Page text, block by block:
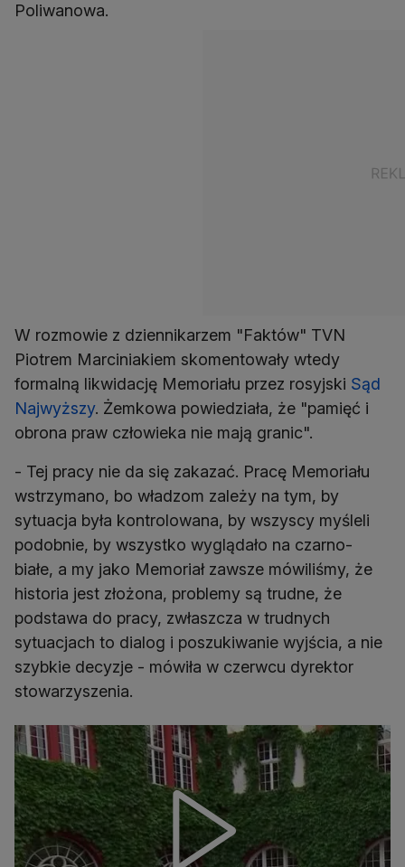
Poliwanowa.
W rozmowie z dziennikarzem "Faktów" TVN
Piotrem Marciniakiem skomentowały wtedy
formalną likwidację Memoriału przez rosyjski Sąd
Najwyższy. Żemkowa powiedziała, że "pamięć i
obrona praw człowieka nie mają granic".
- Tej pracy nie da się zakazać. Pracę Memoriału
wstrzymano, bo władzom zależy na tym, by
sytuacja była kontrolowana, by wszyscy myśleli
podobnie, by wszystko wyglądało na czarno-
białe, a my jako Memoriał zawsze mówiliśmy, że
historia jest złożona, problemy są trudne, że
podstawa do pracy, zwłaszcza w trudnych
sytuacjach to dialog i poszukiwanie wyjścia, a nie
szybkie decyzje - mówiła w czerwcu dyrektor
stowarzyszenia.